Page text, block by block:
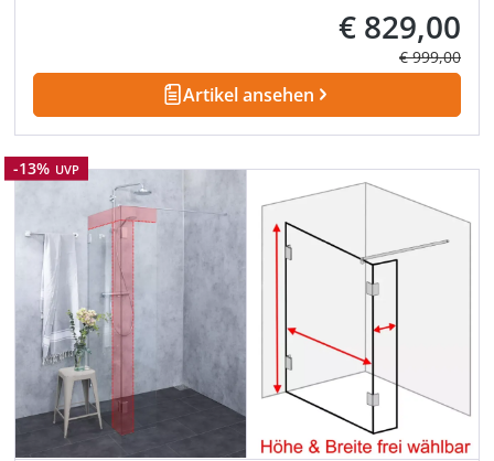
Verkaufspreis:
€ 829,00
Regulärer
€ 999,00
Artikel ansehen
Rabatt
-13% UVP